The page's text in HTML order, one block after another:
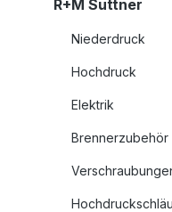
R+M Suttner
Niederdruck
Hochdruck
Elektrik
Brennerzubehör